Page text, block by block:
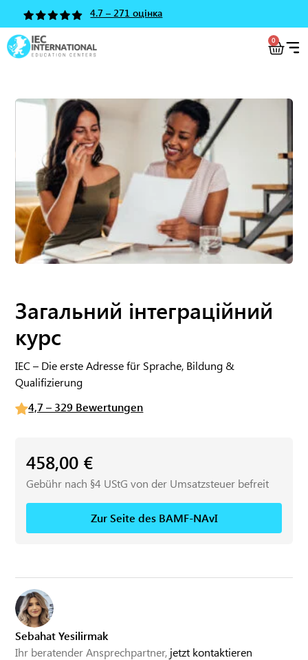
4.7 – 271 оцінка
0
Sebahat Yesilirmak
Ihr beratender Ansprechpartner, jetzt kontaktieren
Загальний інтеграційний
курс
IEC – Die erste Adresse für Sprache, Bildung &
Qualifizierung
4,7 – 329 Bewertungen
458,00 €
Gebühr nach §4 UStG von der Umsatzsteuer befreit
Zur Seite des BAMF-NAvI